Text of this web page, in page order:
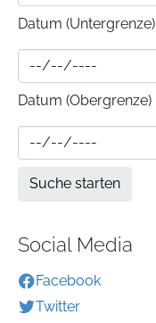
Datum (Untergrenze)
Datum (Obergrenze)
Social Media
Facebook
Twitter